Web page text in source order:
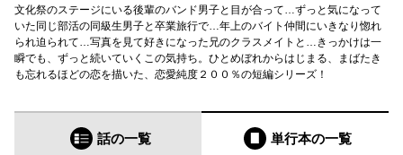
文化祭のステージにいる後輩のバンド男子と目が合って…ずっと気になって
いた同じ部活の同級生男子と卒業旅行で…年上のバイト仲間にいきなり惚れ
られ迫られて…写真を見て好きになった兄のクラスメイトと…きっかけは一
瞬でも、ずっと続いていくこの気持ち。ひとめぼれからはじまる、まばたき
も忘れるほどの恋を描いた、恋愛純度２００％の短編シリーズ！
話の一覧 単行本の一覧